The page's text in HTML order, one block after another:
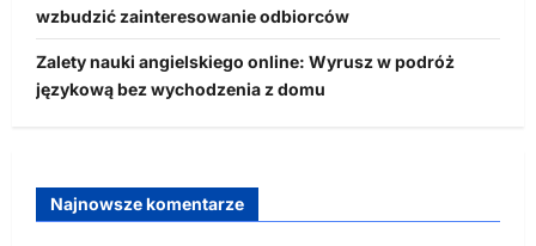
wzbudzić zainteresowanie odbiorców
Zalety nauki angielskiego online: Wyrusz w podróż
językową bez wychodzenia z domu
Najnowsze komentarze